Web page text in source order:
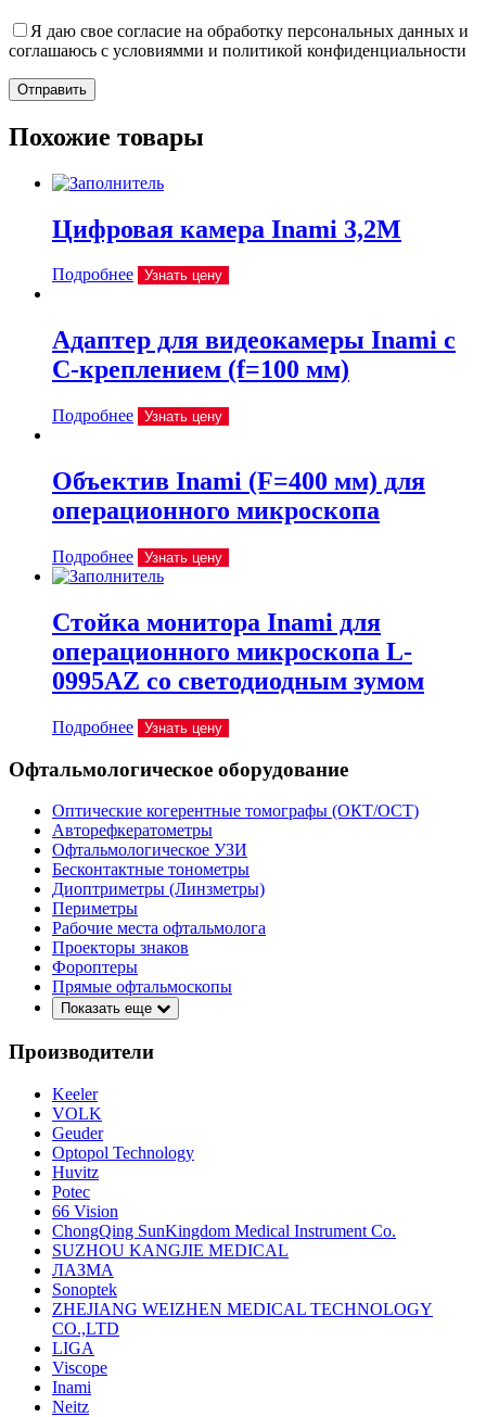
Я даю свое согласие на обработку персональных данных и
соглашаюсь с условиямми и политикой конфиденциальности
Отправить
Похожие товары
Цифровая камера Inami 3,2М
Подробнее Узнать цену
Адаптер для видеокамеры Inami с
C-креплением (f=100 мм)
Подробнее Узнать цену
Объектив Inami (F=400 мм) для
операционного микроскопа
Подробнее Узнать цену
Стойка монитора Inami для
операционного микроскопа L-
0995AZ со светодиодным зумом
Подробнее Узнать цену
Офтальмологическое оборудование
Оптические когерентные томографы (ОКТ/ОСТ)
Авторефкератометры
Офтальмологическое УЗИ
Бесконтактные тонометры
Диоптриметры (Линзметры)
Периметры
Рабочие места офтальмолога
Проекторы знаков
Фороптеры
Прямые офтальмоскопы
Показать еще
Производители
Keeler
VOLK
Geuder
Optopol Technology
Huvitz
Potec
66 Vision
ChongQing SunKingdom Medical Instrument Co.
SUZHOU KANGJIE MEDICAL
ЛАЗМА
Sonoptek
ZHEJIANG WEIZHEN MEDICAL TECHNOLOGY
CO.,LTD
LIGA
Viscope
Inami
Neitz